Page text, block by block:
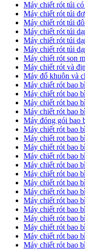
Máy chiết rót túi
Máy chiết rót túi
Máy chiết rót túi
Máy chiết rót túi
Máy chiết rót túi
Máy chiết rót túi
Máy chiết rót son
Máy chiết rót và
Máy đổ khuôn và
Máy chiết rót bao
Máy chiết rót bao
Máy chiết rót bao
Máy chiết rót bao
Máy đóng gói bao
Máy chiết rót bao
Máy chiết rot bao
Máy chiết rót bao
Máy chiết rót bao
Máy chiết rót bao
Máy chiết rót bao
Máy chiết rót bao
Máy chiết rót bao
Máy chiết rót bao
Máy chiết rót bao
Máy chiết rót bao
Máy chiết rót bao
Máy chiết rót bao
Máy chiết rót bao